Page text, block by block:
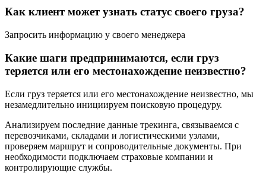
Как клиент может узнать статус своего груза?
Запросить информацию у своего менеджера
Какие шаги предпринимаются, если груз
теряется или его местонахождение неизвестно?
Если груз теряется или его местонахождение неизвестно, мы
незамедлительно инициируем поисковую процедуру.
Анализируем последние данные трекинга, связываемся с
перевозчиками, складами и логистическими узлами,
проверяем маршрут и сопроводительные документы. При
необходимости подключаем страховые компании и
контролирующие службы.